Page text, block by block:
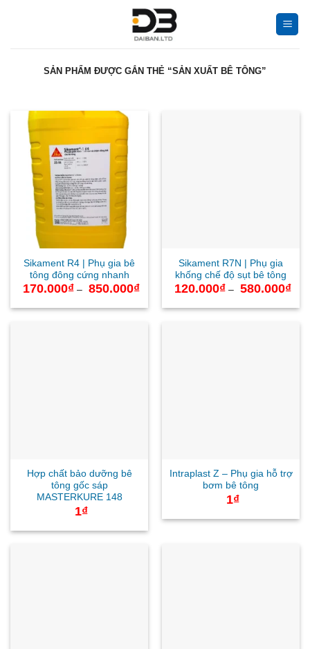
SẢN PHẨM ĐƯỢC GẮN THẺ “SẢN XUẤT BÊ TÔNG”
Sikament R4 | Phụ gia bê
tông đông cứng nhanh
170.000₫ – 850.000₫Khoảng
170.000₫
Sikament R7N | Phụ gia
khống chế độ sụt bê tông
120.000₫ – 580.000₫
Hợp chất bảo dưỡng bê
tông gốc sáp
MASTERKURE 148
1₫
Intraplast Z – Phụ gia hỗ trợ
bơm bê tông
1₫